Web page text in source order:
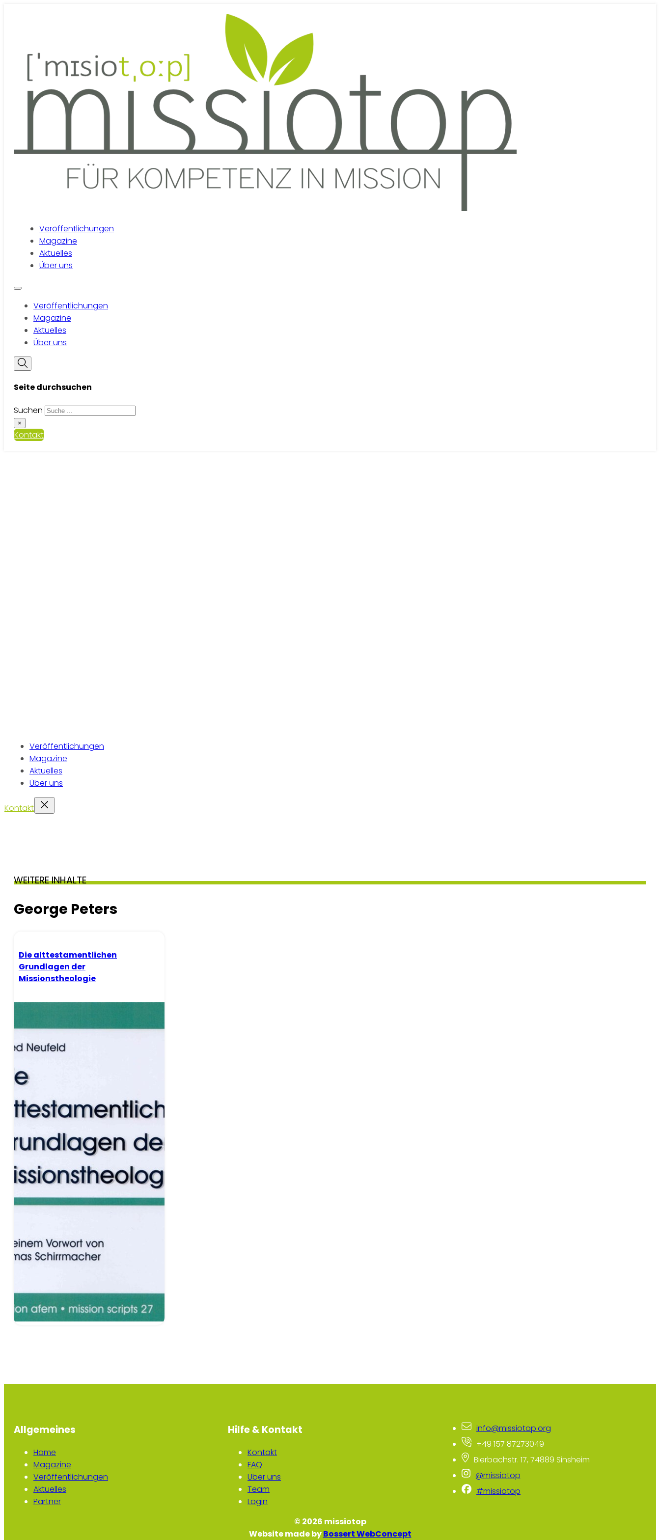
Veröffentlichungen
Magazine
Aktuelles
Über uns
Veröffentlichungen
Magazine
Aktuelles
Über uns
Seite durchsuchen
Suchen
×
Kontakt
Veröffentlichungen
Magazine
Aktuelles
Über uns
Kontakt
WEITERE INHALTE
George Peters
Die alttestamentlichen
Grundlagen der
Missionstheologie
Allgemeines
Home
Magazine
Veröffentlichungen
Aktuelles
Partner
Hilfe & Kontakt
Kontakt
FAQ
Über uns
Team
Login
info@missiotop.org
+49 157 87273049
Bierbachstr. 17, 74889 Sinsheim
@missiotop
#missiotop
© 2026 missiotop
Website made byBossert WebConcept